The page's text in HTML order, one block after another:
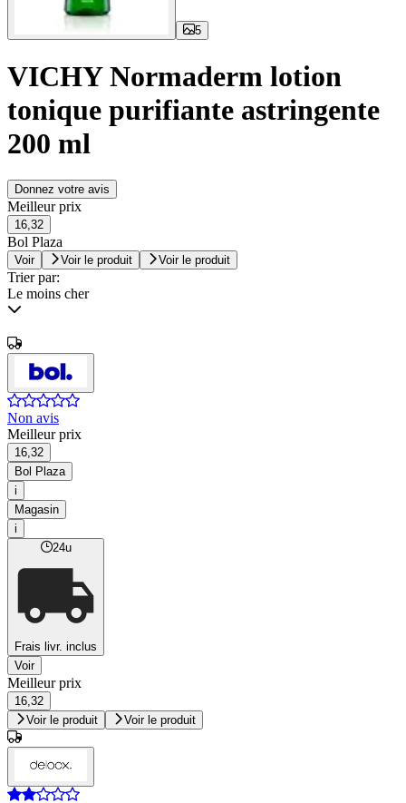
5
VICHY Normaderm lotion
tonique purifiante astringente
200 ml
Donnez votre avis
Meilleur prix
16,32
Bol Plaza
Voir Voir le produit Voir le produit
Trier par:
Le moins cher
Non avis
Meilleur prix
16,32
Bol Plaza
i
Magasin
i
24u
Frais livr. inclus
Voir
Meilleur prix
16,32
Voir le produit
Voir le produit